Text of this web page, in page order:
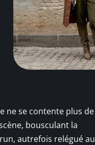
ne se contente plus de
bousculant la
autrefois relégué au